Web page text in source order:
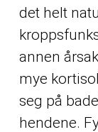
det helt
annen
mye
seg på
hendene.